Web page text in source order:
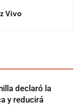
Vivo
declaró la
y reducirá